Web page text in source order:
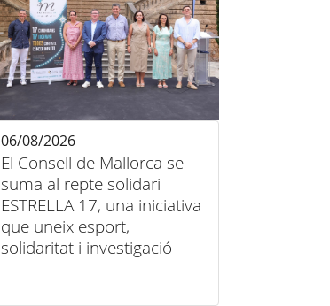
El Consell de Mallorca se
suma al repte solidari
ESTRELLA 17, una iniciativa
que uneix esport,
solidaritat i investigació
06/08/2026